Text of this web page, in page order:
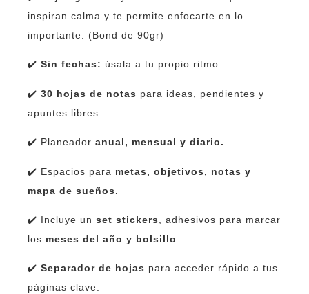
inspiran calma y te permite enfocarte en lo
importante. (Bond de 90gr)
✔️ Sin fechas: úsala a tu propio ritmo.
✔️ 30 hojas de notas para ideas, pendientes y
apuntes libres.
✔️ Planeador anual, mensual y diario.
✔️ Espacios para metas, objetivos, notas y
mapa de sueños.
✔️ Incluye un set stickers
, adhesivos para marcar
los meses del año y bolsillo
✔️ Separador de hojas para acceder rápido a tus
páginas clave.